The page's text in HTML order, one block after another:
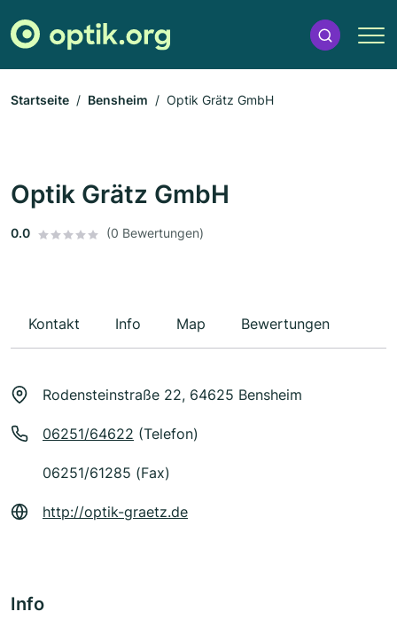
Startseite Bensheim Optik Grätz GmbH
Optik Grätz GmbH
0.0 (0 Bewertungen)
Kontakt Info Map Bewertungen
Rodensteinstraße 22, 64625 Bensheim
06251/64622 (Telefon)
06251/61285 (Fax)
http://optik-graetz.de
Info